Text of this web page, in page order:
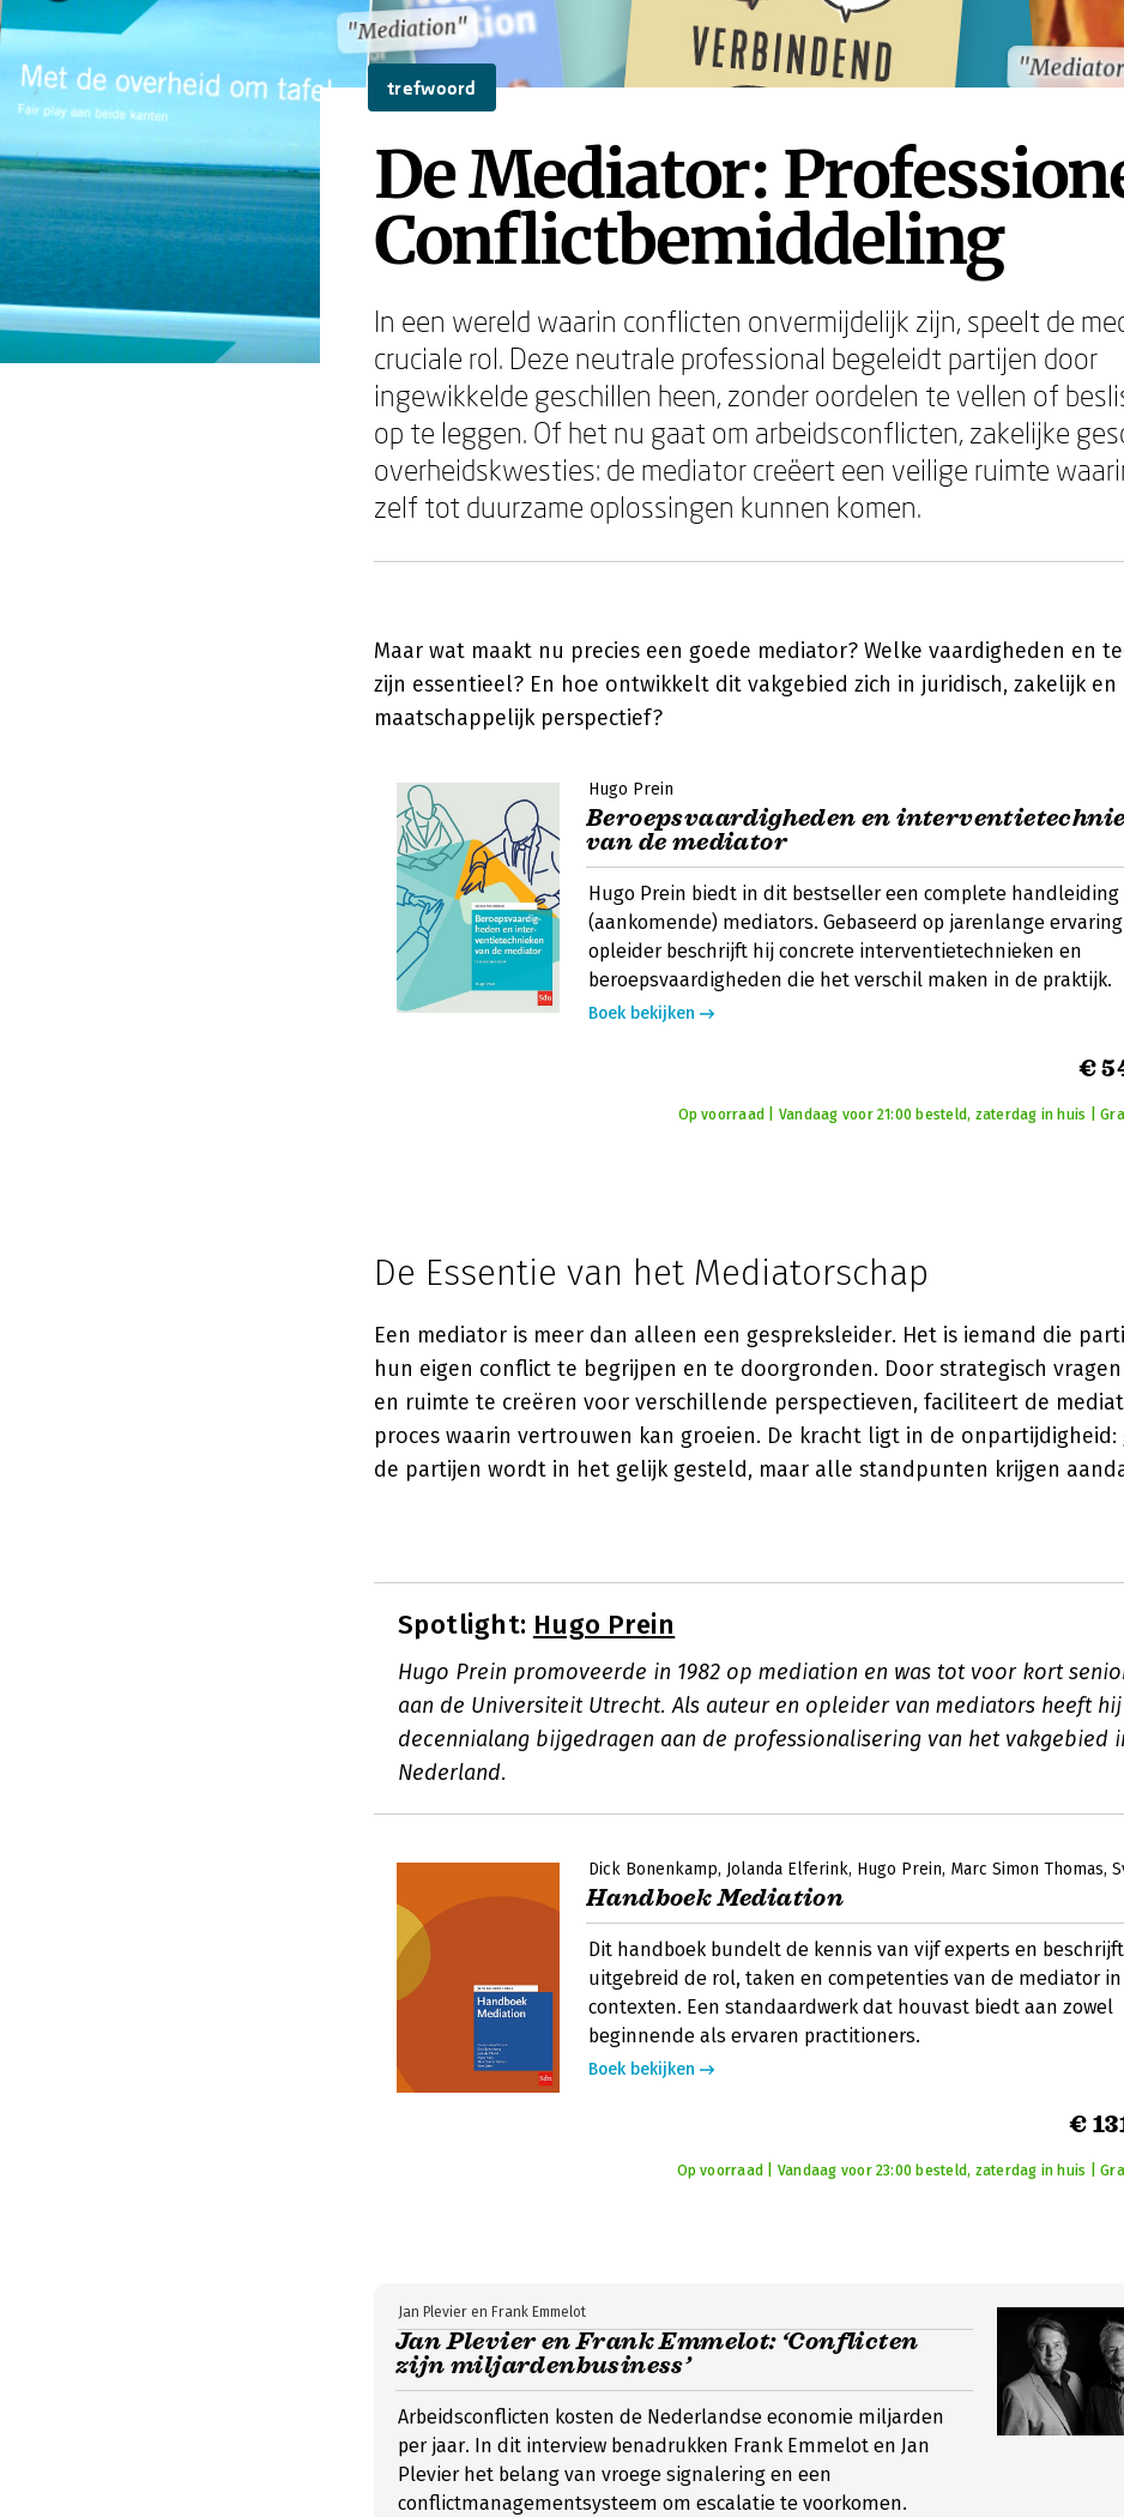
"Mediation"
"Mediation"
trefwoord
De Mediator:
Conflictbemiddeling
In een wereld waarin conflicten onvermijdelijk zijn, speelt de
cruciale rol. Deze neutrale professional begeleidt partijen door
ingewikkelde geschillen heen, zonder oordelen te vellen of
op te leggen. Of het nu gaat om arbeidsconflicten, zakelijke
overheidskwesties: de mediator creëert een veilige ruimte
zelf tot duurzame oplossingen kunnen komen.
Maar wat maakt nu precies een goede mediator? Welke vaardigheden en
zijn essentieel? En hoe ontwikkelt dit vakgebied zich in juridisch, zakelijk en
maatschappelijk perspectief?
Hugo Prein
Beroepsvaardigheden en
van de mediator
Hugo Prein biedt in dit bestseller een complete handleiding
(aankomende) mediators. Gebaseerd op jarenlange
opleider beschrijft hij concrete interventietechnieken en
beroepsvaardigheden die het verschil maken in de praktijk.
Boek bekijken
€
Op voorraad | Vandaag voor 21:00 besteld, zaterdag in huis |
De Essentie van het Mediatorschap
Een mediator is meer dan alleen een gespreksleider. Het is iemand die
hun eigen conflict te begrijpen en te doorgronden. Door strategisch
en ruimte te creëren voor verschillende perspectieven, faciliteert de
proces waarin vertrouwen kan groeien. De kracht ligt in de onpartijdigheid:
de partijen wordt in het gelijk gesteld, maar alle standpunten krijgen
Spotlight: Hugo Prein
Hugo Prein promoveerde in 1982 op mediation en was tot voor kort
aan de Universiteit Utrecht. Als auteur en opleider van mediators heeft hij
decennialang bijgedragen aan de professionalisering van het vakgebied
Nederland.
Dick Bonenkamp Jolanda Elferink Hugo Prein Marc Simon Thomas
Handboek Mediation
Dit handboek bundelt de kennis van vijf experts en beschrijft
uitgebreid de rol, taken en competenties van de mediator
contexten. Een standaardwerk dat houvast biedt aan zowel
beginnende als ervaren practitioners.
Boek bekijken
€
Op voorraad | Vandaag voor 23:00 besteld, zaterdag in huis |
Jan Plevier en Frank Emmelot: ‘Conflicten
zijn miljardenbusiness’
Jan Plevier en Frank Emmelot
Arbeidsconflicten kosten de Nederlandse economie miljarden
per jaar. In dit interview benadrukken Frank Emmelot en Jan
Plevier het belang van vroege signalering en een
conflictmanagementsysteem om escalatie te voorkomen.